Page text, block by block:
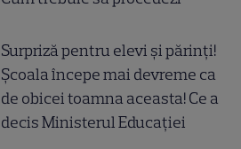
Surpriză pentru elevi și părinți!
Școala începe mai devreme ca
de obicei toamna aceasta! Ce a
decis Ministerul Educației